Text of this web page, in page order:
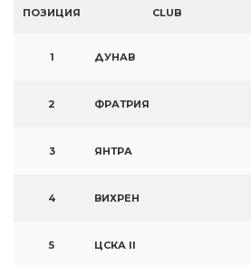
ПОЗИЦИЯ CLUB
1 ДУНАВ
2 ФРАТРИЯ
3 ЯНТРА
4 ВИХРЕН
5 ЦСКА II